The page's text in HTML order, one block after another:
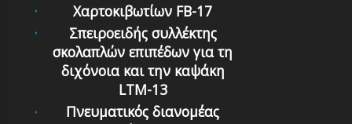
Χαρτοκιβωτίων FB-17
Σπειροειδής συλλέκτης
σκολαπλών επιπέδων για τη
διχόνοια και την καψάκη
LTM-13
Πνευματικός διανομέας